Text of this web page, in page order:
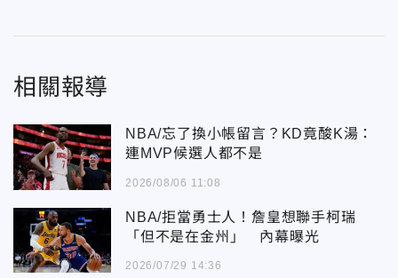
相關報導
NBA/忘了換小帳留言？KD竟酸K湯：
連MVP候選人都不是
2026/08/06 11:08
NBA/拒當勇士人！詹皇想聯手柯瑞
「但不是在金州」 內幕曝光
2026/07/29 14:36